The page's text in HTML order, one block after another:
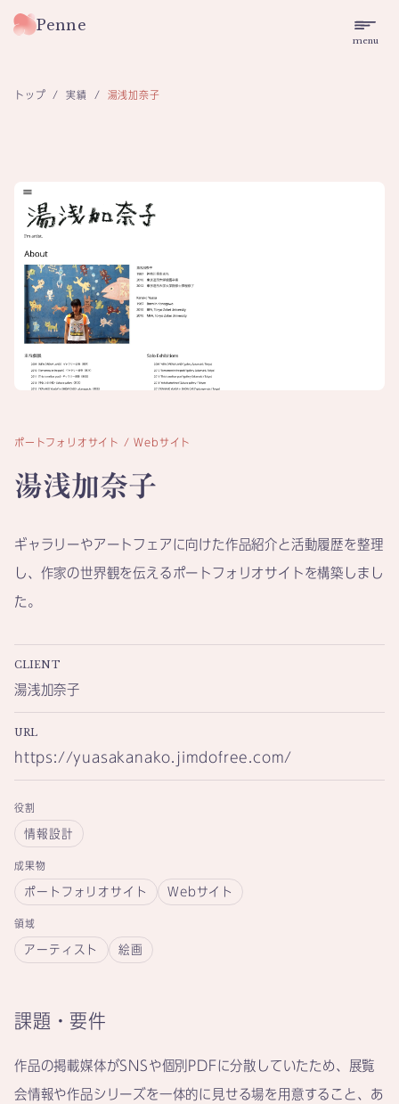
Penne
menu
トップ / 実績 / 湯浅加奈子
ポートフォリオサイト / Webサイト
湯浅加奈子
ギャラリーやアートフェアに向けた作品紹介と活動履歴を整理
し、作家の世界観を伝えるポートフォリオサイトを構築しまし
た。
CLIENT
湯浅加奈子
URL
https://yuasakanako.jimdofree.com/
役割
情報設計
成果物
ポートフォリオサイト Webサイト
領域
アーティスト 絵画
課題・要件
作品の掲載媒体がSNSや個別PDFに分散していたため、展覧
会情報や作品シリーズを一体的に見せる場を用意すること、あ